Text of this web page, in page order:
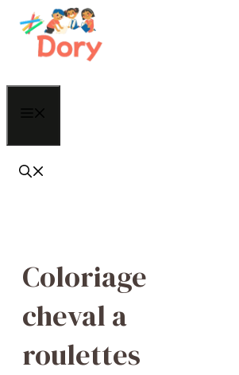
contenu
Coloriage
cheval a
roulettes